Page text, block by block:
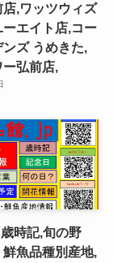
,ワッツウィズ
エイト店,コー
ズ うめきた,
ー弘前店,
時記,旬の野
魚品種別産地,